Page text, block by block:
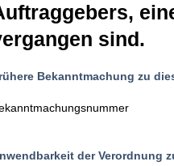
sind.
Bekanntmachung zu
der Verordnung